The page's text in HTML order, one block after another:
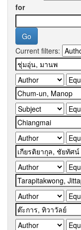
for
Current filters: